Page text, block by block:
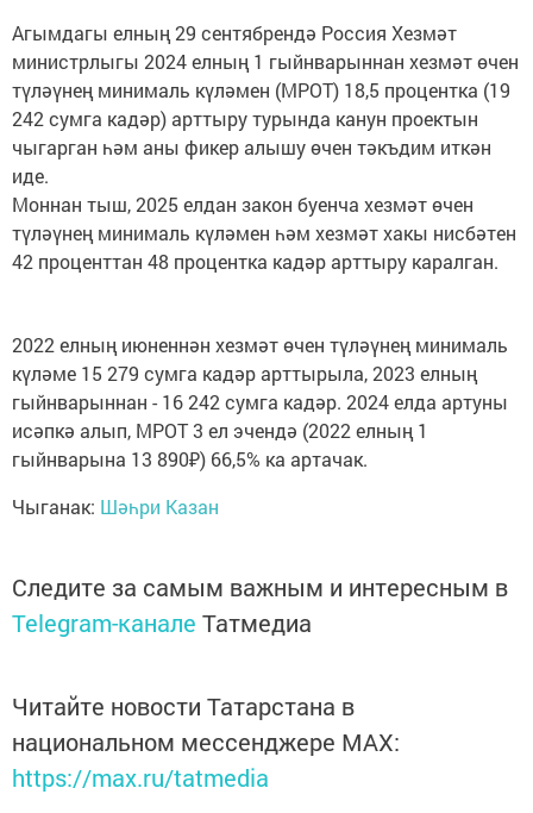
Агымдагы елның 29 сентябрендә Россия Хезмәт
министрлыгы 2024 елның 1 гыйнварыннан хезмәт өчен
түләүнең минималь күләмен (МРОТ) 18,5 процентка (19
242 сумга кадәр) арттыру турында канун проектын
чыгарган һәм аны фикер алышу өчен тәкъдим иткән
иде.
Моннан тыш, 2025 елдан закон буенча хезмәт өчен
түләүнең минималь күләмен һәм хезмәт хакы нисбәтен
42 проценттан 48 процентка кадәр арттыру каралган.
2022 елның июненнән хезмәт өчен түләүнең минималь
күләме 15 279 сумга кадәр арттырыла, 2023 елның
гыйнварыннан - 16 242 сумга кадәр. 2024 елда артуны
исәпкә алып, МРОТ 3 ел эчендә (2022 елның 1
гыйнварына 13 890₽) 66,5% ка артачак.
Чыганак: Шәһри Казан
Следите за самым важным и интересным в
Telegram-канале Татмедиа
Читайте новости Татарстана в
национальном мессенджере MАХ:
https://max.ru/tatmedia